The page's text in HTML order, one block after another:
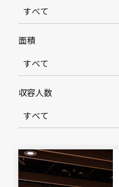
面積
収容人数